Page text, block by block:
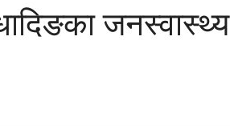
जनस्वास्थ्य